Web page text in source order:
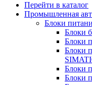
Перейти в каталог
Промышленная
Блоки
Блоки
Блоки
Блоки
Блоки
Блоки